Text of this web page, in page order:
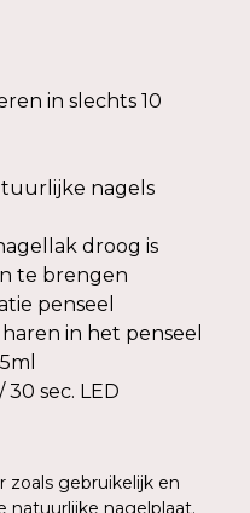
in slechts 10
nagels
droog is
te brengen
penseel
in het penseel
30 sec. LED
zoals gebruikelijk en
natuurlijke nagelplaat.